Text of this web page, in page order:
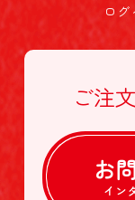
ログ
ご注
お
イン